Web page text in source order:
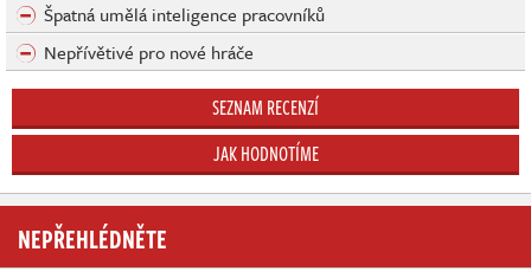
Špatná umělá inteligence pracovníků
Nepřívětivé pro nové hráče
SEZNAM RECENZÍ
JAK HODNOTÍME
NEPŘEHLÉDNĚTE